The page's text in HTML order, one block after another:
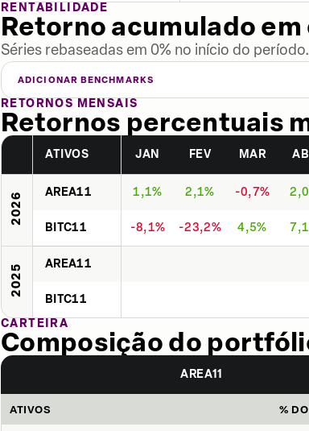
RENTABILIDADE
Retorno acumulado
Séries rebaseadas em 0% no início do
ADICIONAR BENCHMARKS
RETORNOS MENSAIS
Retornos percentuais
ATIVOS JAN FEV MAR
2026 AREA11 1,1% 2,1% -0,7%
BITC11 -8,1% -23,2% 4,5%
2025 AREA11
BITC11
CARTEIRA
Composição do
AREA11
ATIVOS %